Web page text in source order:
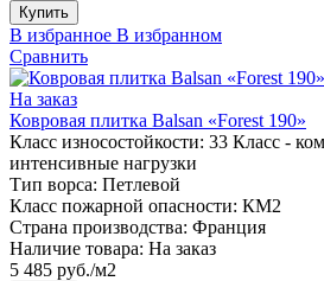
Купить
В избранное В избранном
Сравнить
На заказ
Ковровая плитка Balsan «Forest 190»
Класс износостойкости: 33 Класс -
интенсивные нагрузки
Тип ворса: Петлевой
Класс пожарной опасности: КМ2
Страна производства: Франция
Наличие товара: На заказ
5 485 руб./м2